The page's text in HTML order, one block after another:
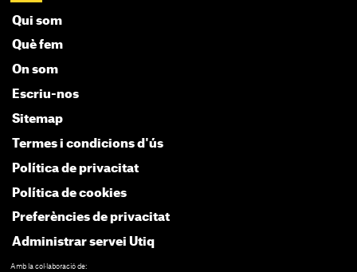
Qui som
Què fem
On som
Escriu-nos
Sitemap
Termes i condicions d'ús
Política de privacitat
Política de cookies
Preferències de privacitat
Administrar servei Utiq
Amb la col·laboració de: